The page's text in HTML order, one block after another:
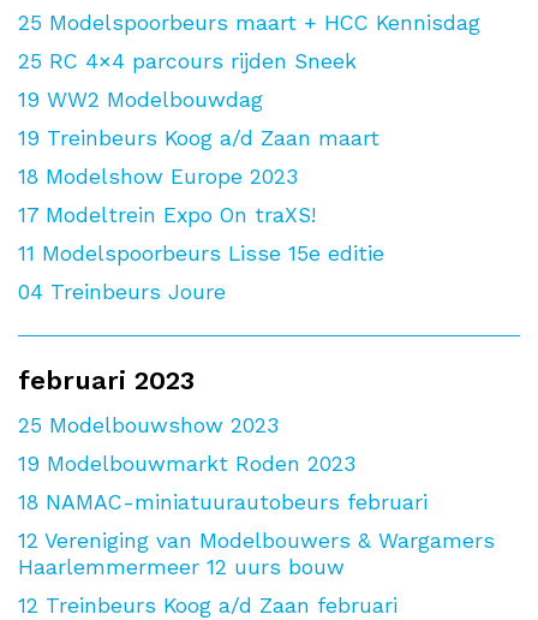
25 Modelspoorbeurs maart + HCC Kennisdag
25 RC 4×4 parcours rijden Sneek
19 WW2 Modelbouwdag
19 Treinbeurs Koog a/d Zaan maart
18 Modelshow Europe 2023
17 Modeltrein Expo On traXS!
11 Modelspoorbeurs Lisse 15e editie
04 Treinbeurs Joure
februari 2023
25 Modelbouwshow 2023
19 Modelbouwmarkt Roden 2023
18 NAMAC-miniatuurautobeurs februari
12 Vereniging van Modelbouwers & Wargamers
Haarlemmermeer 12 uurs bouw
12 Treinbeurs Koog a/d Zaan februari